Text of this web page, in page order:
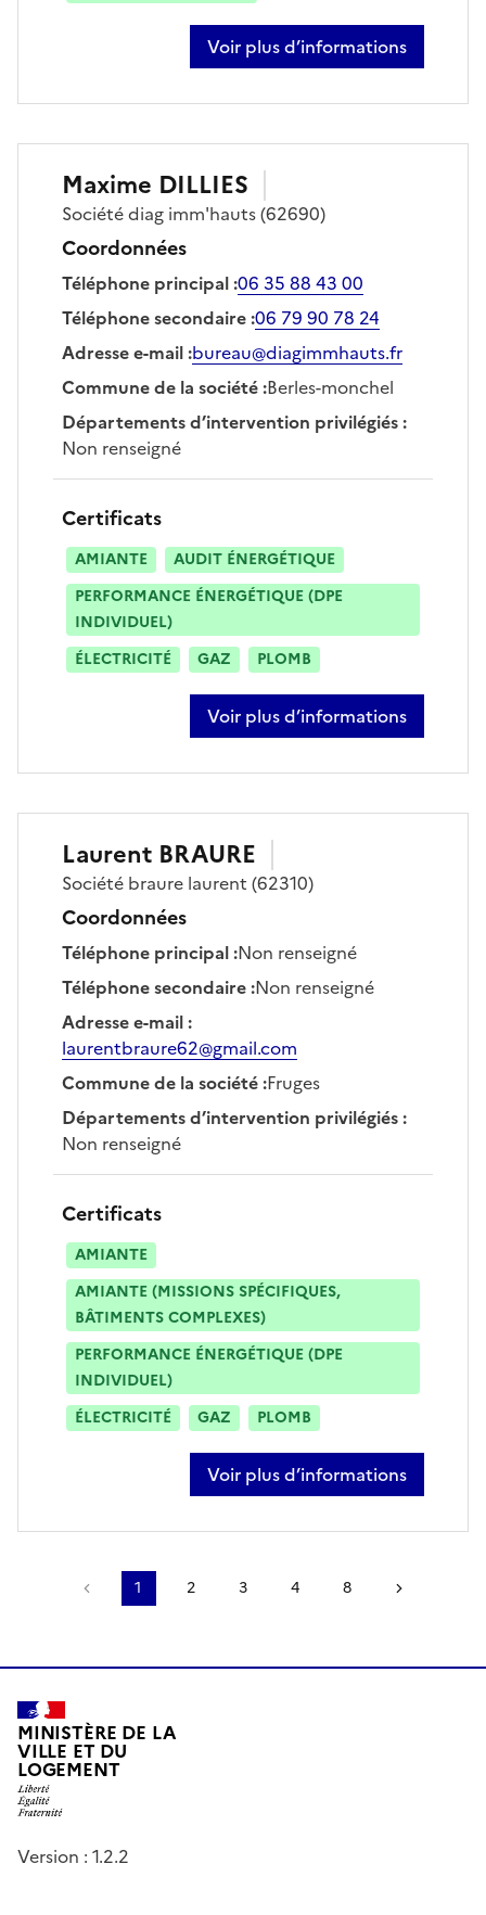
Voir plus d’informations
sur miguel thilliez
Maxime DILLIES
Sociétédiag imm'hauts(62690)
Coordonnées
Téléphone principal:06 35 88 43 00
Téléphone secondaire:06 79 90 78 24
Adresse e-mail:bureau@diagimmhauts.fr
Commune de la société:Berles-monchel
Départements d’intervention privilégiés:
Non renseigné
Certificats
AMIANTE
AUDIT ÉNERGÉTIQUE
PERFORMANCE ÉNERGÉTIQUE (DPE
INDIVIDUEL)
ÉLECTRICITÉ
GAZ PLOMB
Voir plus d’informations
sur maxime dillies
Laurent BRAURE
Société braure laurent (62310)
Coordonnées
Téléphone principal:Non renseigné
Téléphone secondaire:Non renseigné
Adresse e-mail:
laurentbraure62@gmail.com
Commune de la société:Fruges
Départements d’intervention privilégiés:
Non renseigné
Certificats
AMIANTE
AMIANTE (MISSIONS SPÉCIFIQUES,
BÂTIMENTS COMPLEXES)
PERFORMANCE ÉNERGÉTIQUE (DPE
INDIVIDUEL)
ÉLECTRICITÉ
GAZ PLOMB
Voir plus d’informations
sur laurent braure
Page précédente
1 2 3 4 8
MINISTÈRE DE LA
VILLE ET DU
LOGEMENT
Version : 1.2.2